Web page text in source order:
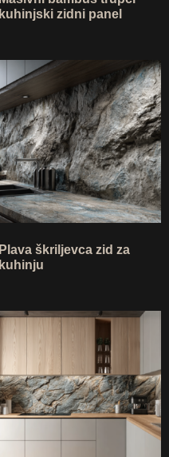
kuhinjski zidni panel
Plava škriljevca zid za
kuhinju